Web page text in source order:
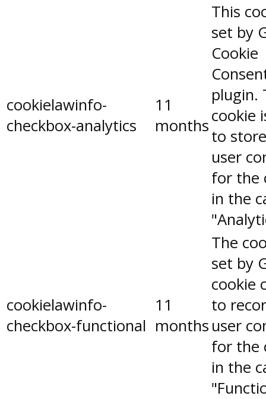
cookielawinfo-
checkbox-analytics
11
months
This
set by
Cookie
plugin.
cookie
to
user
for the
in the
cookielawinfo-
checkbox-functional
11
months
The
set by
cookie
to
user
for the
in the